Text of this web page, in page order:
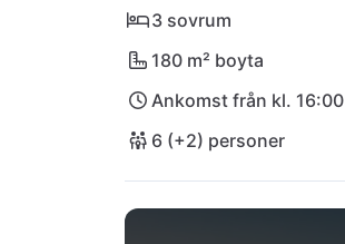
drömsemester!
3 sovrum
180 m² boyta
Ankomst från kl. 16:00
6 (+2) personer